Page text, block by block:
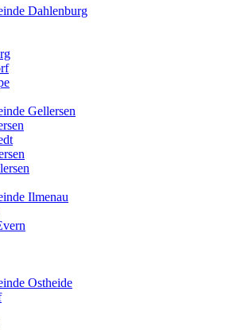
Dahlenburg
Gellersen
Ilmenau
Ostheide